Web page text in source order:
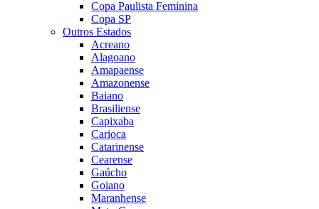
Copa Paulista Feminina
Copa SP
Outros Estados
Acreano
Alagoano
Amapaense
Amazonense
Baiano
Brasiliense
Capixaba
Carioca
Catarinense
Cearense
Gaúcho
Goiano
Maranhense